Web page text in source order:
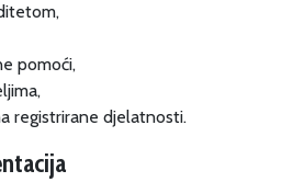
pomoći,
registrirane djelatnosti.